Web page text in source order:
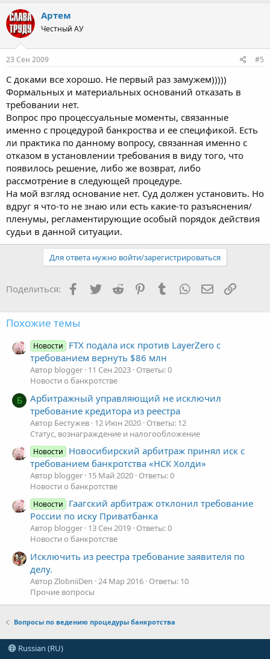
Артем
Честный АУ
23 Сен 2009 #5
С доками все хорошо. Не первый раз замужем)))))
Формальных и материальных оснований отказать в
требовании нет.
Вопрос про процессуальные моменты, связанные
именно с процедурой банкроства и ее спецификой. Есть
ли практика по данному вопросу, связанная именно с
отказом в установлении требования в виду того, что
появилось решение, либо же возврат, либо
рассмотрение в следующей процедуре.
На мой взгляд основание нет. Суд должен установить. Но
вдруг я что-то не знаю или есть какие-то разъяснения/
пленумы, регламентирующие особый порядок действия
судьи в данной ситуации.
Для ответа нужно войти/зарегистрироваться
Поделиться: Facebook
TwitterReddit PinterestTumblr WhatsApp Ссылка
Похожие темы
Новости
FTX подала иск против LayerZero с
требованием вернуть $86 млн
Автор blogger 11 Сен 2023 Ответы: 0
Новости о банкротстве
Б
Арбитражный управляющий не исключил
требование кредитора из реестра
Автор Бестужев 12 Июн 2020 Ответы: 12
Статус, вознаграждение и налогообложение
Новости
Новосибирский арбитраж принял иск с
требованием банкротства «НСК Холди»
Автор blogger 15 Май 2020 Ответы: 0
Новости о банкротстве
Новости
Гаагский арбитраж отклонил требование
России по иску Приватбанка
Автор blogger 13 Сен 2019 Ответы: 0
Новости о банкротстве
Исключить из реестра требование заявителя по
делу.
Автор ZlobniiDen 24 Мар 2016 Ответы: 10
Прочие вопросы
Вопросы по ведению процедуры банкротства
Russian (RU)